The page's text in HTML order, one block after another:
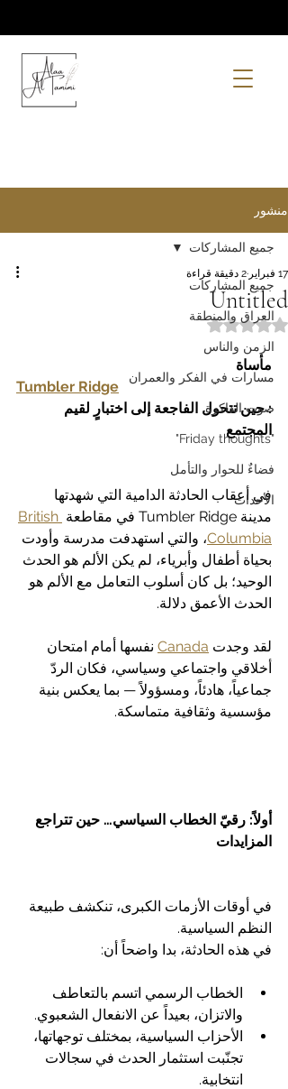
منشور
جميع المشاركات
العراق والمنطقة
الزمن والناس
مسارات في الفكر والعمران
صوت الذاكرة
"Friday thoughts"
فضاءٌ للحوار والتأمل
الأحداث
جميع المشاركات
Untitled
17 فبراير 2 دقيقة قراءة
تم التقييم بـ ليس رقمًا من أصل 5 نجوم.
مأساة
Tumbler Ridge
: حين تتحول الفاجعة إلى اختبارٍ لقيم
المجتمع
في أعقاب الحادثة الدامية التي شهدتها
مدينة Tumbler Ridge في مقاطعة
British
Columbia، والتي استهدفت مدرسة وأودت
بحياة أطفال وأبرياء، لم يكن الألم هو الحدث
الوحيد؛ بل كان أسلوب التعامل مع الألم هو
الحدث الأعمق دلالة.
لقد وجدت Canada نفسها أمام امتحان
أخلاقي واجتماعي وسياسي، فكان الردّ
جماعياً، هادئاً، ومسؤولاً — بما يعكس بنية
مؤسسية وثقافية متماسكة.
أولاً: رقيّ الخطاب السياسي… حين تتراجع
المزايدات
في أوقات الأزمات الكبرى، تنكشف طبيعة
النظم السياسية.
في هذه الحادثة، بدا واضحاً أن:
الخطاب الرسمي اتسم بالتعاطف
والاتزان، بعيداً عن الانفعال الشعبوي.
الأحزاب السياسية، بمختلف توجهاتها،
تجنّبت استثمار الحدث في سجالات
انتخابية.